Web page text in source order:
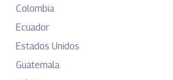
Colombia
Ecuador
Estados Unidos
Guatemala